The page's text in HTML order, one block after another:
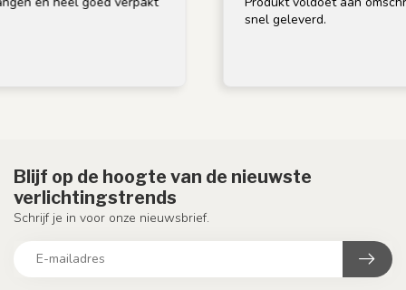
snel geleverd.
Blijf op de hoogte van de nieuwste
verlichtingstrends
Schrijf je in voor onze nieuwsbrief.